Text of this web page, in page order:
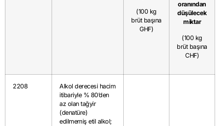
(100 kg
brüt başına
GHF)
oranından
düşülecek
miktar
(100 kg
brüt başına
CHF)
2208
Alkol derecesi hacim
itibariyle % 80’den
az olan tağyir
(denatüre)
edilmemiş etil alkol;